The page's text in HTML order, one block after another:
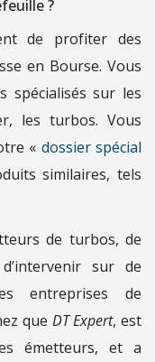
?
de profiter des
en Bourse. Vous
spécialisés sur les
les turbos. Vous
« dossier spécial
similaires, tels
de turbos, de
sur de
entreprises de
que DT Expert, est
émetteurs, et a